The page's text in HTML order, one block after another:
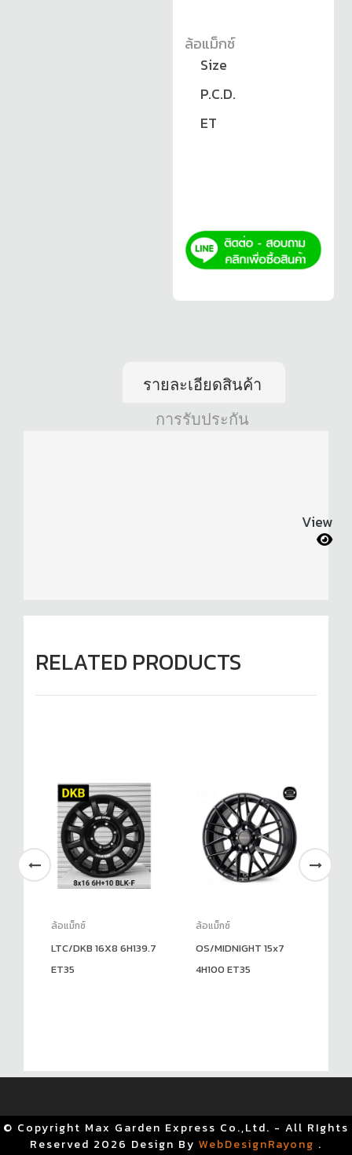
ล้อแม็กซ์
Size
P.C.D.
ET
รายละเอียดสินค้า
การรับประกัน
View
RELATED PRODUCTS
ล้อแม็กซ์
LTC/DKB 16X8 6H139.7
ET35
ล้อแม็กซ์
OS/MIDNIGHT 15x7
4H100 ET35
© Copyright Max Garden Express Co.,Ltd. - All RIghts
Reserved 2026 Design By WebDesignRayong .